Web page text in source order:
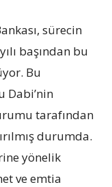
sürecin
başından bu
Bu
Dabi’nin
tarafından
durumda.
yönelik
ve emtia